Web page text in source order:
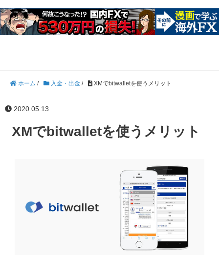
ホーム / 入金・出金 / XMでbitwalletを使うメリット
2020.05.13
XMでbitwalletを使うメリット